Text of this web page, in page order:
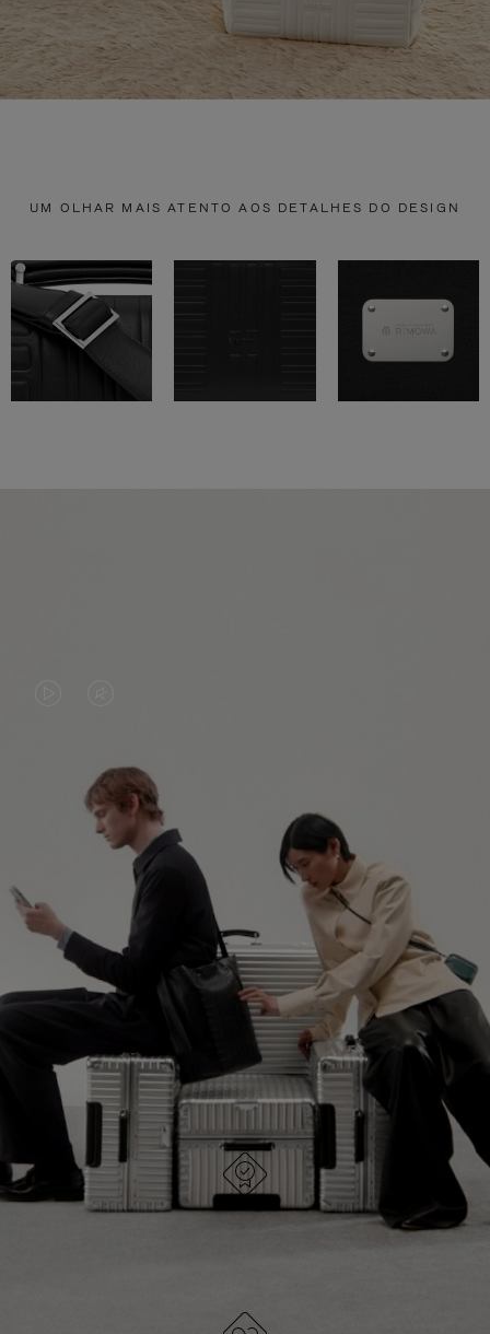
UM OLHAR MAIS ATENTO AOS DETALHES DO DESIGN
NÃO
ESTÁ
PAUSADO,
PRESSIONE
PARA
PAUSÁ-
ESTÁ
SEM
SOM.
POR
FAVOR,
CLIQUE
ATIVÁ-
LO
CONTINUE SUA JORNADA DE
DESCOBERTA
EXPLORE TODAS AS BOLSAS RIMOWA
FEITA NA ALEMANHA
Todo item é cuidadosamente inspecionado e tem a